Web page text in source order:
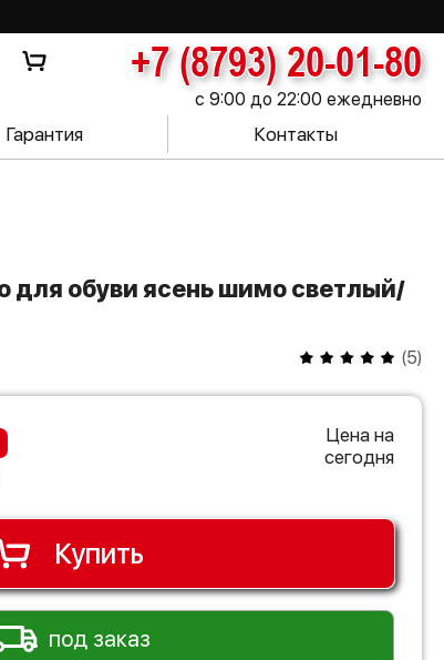
+7 (8793) 20-01-80
с 9:00 до 22:00 ежедневно
Гарантия Контакты
(5)
Цена на
сегодня
Купить
под заказ